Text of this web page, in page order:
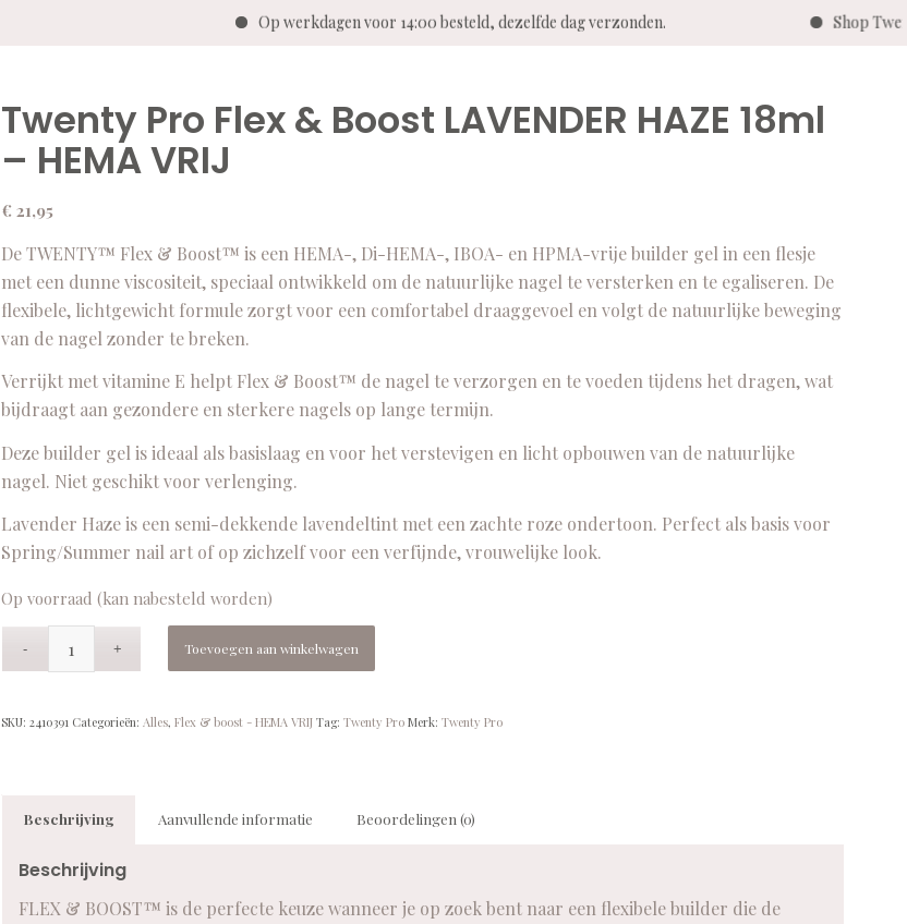
Op werkdagen voor 14:00 besteld, dezelfde dag verzonden. Shop
Twenty Pro Flex & Boost LAVENDER HAZE 18ml
– HEMA VRIJ
€ 21,95
De TWENTY™ Flex & Boost™ is een HEMA-, Di-HEMA-, IBOA- en HPMA-vrije builder gel in een flesje
met een dunne viscositeit, speciaal ontwikkeld om de natuurlijke nagel te versterken en te egaliseren. De
flexibele, lichtgewicht formule zorgt voor een comfortabel draaggevoel en volgt de natuurlijke beweging
van de nagel zonder te breken.
Verrijkt met vitamine E helpt Flex & Boost™ de nagel te verzorgen en te voeden tijdens het dragen, wat
bijdraagt aan gezondere en sterkere nagels op lange termijn.
Deze builder gel is ideaal als basislaag en voor het verstevigen en licht opbouwen van de natuurlijke
nagel. Niet geschikt voor verlenging.
Lavender Haze is een semi-dekkende lavendeltint met een zachte roze ondertoon. Perfect als basis voor
Spring/Summer nail art of op zichzelf voor een verfijnde, vrouwelijke look.
Op voorraad (kan nabesteld worden)
Toevoegen aan winkelwagen
SKU: 2410391 Categorieën: Alles, Flex & boost - HEMA VRIJ Tag: Twenty Pro Merk: Twenty Pro
Beschrijving Aanvullende informatie Beoordelingen (0)
Beschrijving
FLEX & BOOST™ is de perfecte keuze wanneer je op zoek bent naar een flexibele builder die de